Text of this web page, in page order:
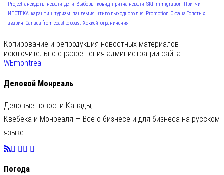
Project анекдоты недели дети Выборы ковид притча недели SKI Immigration Притчи
ИПОТЕКА карантин туризм пандемия чтиво выходного дня Promotion Оксана Толстых
авария Canada from coast to coast Хоккей ограничения
Копирование и репродукция новостных материалов -
исключительно с разрешения администрации сайта
WEmontreal
Деловой Монреаль
Деловые новости Канады,
Квебека и Монреаля — Всё о бизнесе и для бизнеса на русском
языке
Погода